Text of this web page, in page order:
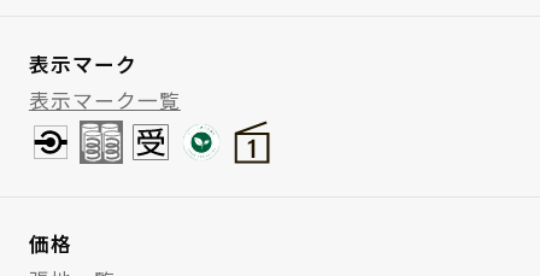
表示マーク
表示マーク一覧
価格